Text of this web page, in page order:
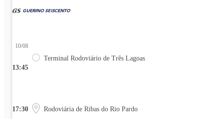
13:45
10/08
Terminal Rodoviário de Três Lagoas
17:30 Rodoviária de Ribas do Rio Pardo